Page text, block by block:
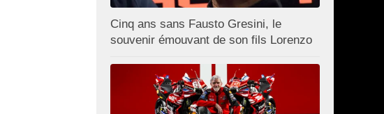
Cinq ans sans Fausto Gresini, le
souvenir émouvant de son fils Lorenzo